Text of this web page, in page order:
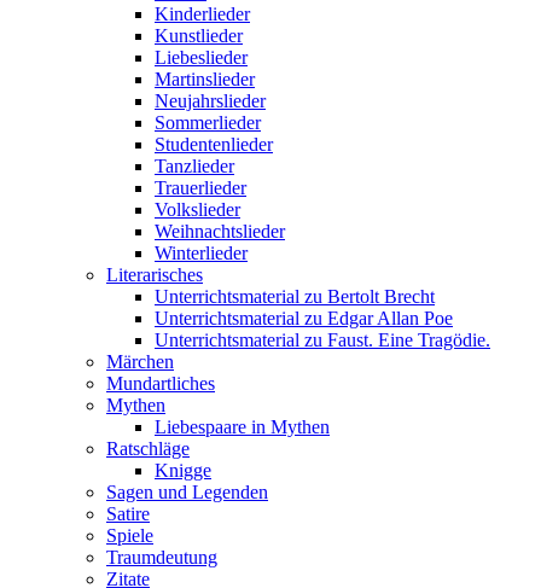
Kinderlieder
Kunstlieder
Liebeslieder
Martinslieder
Neujahrslieder
Sommerlieder
Studentenlieder
Tanzlieder
Trauerlieder
Volkslieder
Weihnachtslieder
Winterlieder
Literarisches
Unterrichtsmaterial zu Bertolt Brecht
Unterrichtsmaterial zu Edgar Allan Poe
Unterrichtsmaterial zu Faust. Eine Tragödie.
Märchen
Mundartliches
Mythen
Liebespaare in Mythen
Ratschläge
Knigge
Sagen und Legenden
Satire
Spiele
Traumdeutung
Zitate